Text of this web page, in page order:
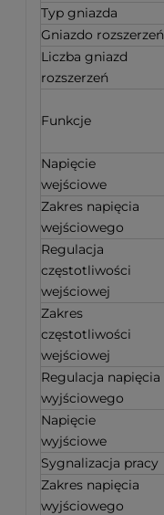
Typ gniazda
Gniazdo rozszerzeń
Liczba gniazd
rozszerzeń
Funkcje
Napięcie
wejściowe
Zakres napięcia
wejściowego
Regulacja
częstotliwości
wejściowej
Zakres
częstotliwości
wejściowej
Regulacja napięcia
wyjściowego
Napięcie
wyjściowe
Sygnalizacja pracy
Zakres napięcia
wyjściowego